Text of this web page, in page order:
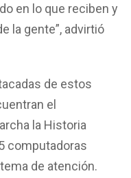
en lo que reciben y
la gente”, advirtió
de estos
el
la Historia
computadoras
de atención.